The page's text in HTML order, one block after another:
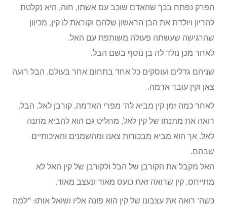
הפרק נפתח בכך שהאדם שוכב עם אשתו, חוה, היא נקלטת
להריון ויולדת את הבן הראשון שלהם וקוראת לו קין, מכיוון
שהרגישה שעשתה פעולה משותפת עם האל.
לאחר מכן נולד לה בן נוסף בשם הבל.
שניהם גדלים ועוסקים כל אחד בתחום אחר בעולם. הבל רועה
צאן וקין עובד אדמה.
לאחר כמה זמן קין מביא לה’ מפרי האדמה, קורבן לאל. הבל,
רואה את מתנתו של קין לאל, מחליט גם הוא להביא מתנה
לאל. אך הוא מביא מבכורות צאנו ומהשמנים והאיכותיים
שבהם.
האל מקבל את הקורבן של הבל ולקורבן של קין האל לא
מתייחס. קין שרואה זאת כועס מאוד ונעצב מאוד.
כשה’ רואה את עצבונו של קין הוא פונה אליו ושואל אותו: “למה